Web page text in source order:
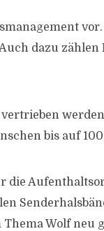
dazu
bis auf
die
Wolf neu